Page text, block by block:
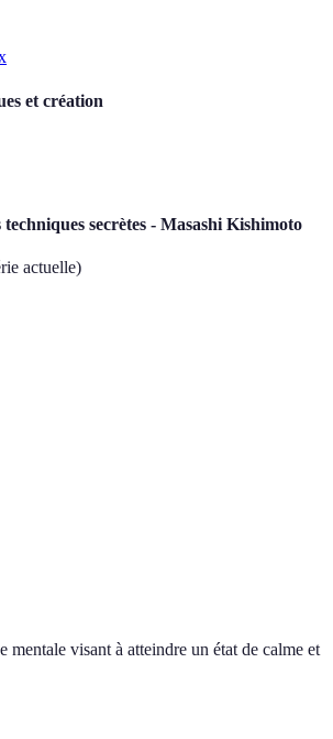
et création
secrètes - Masashi Kishimoto
actuelle)
mentale visant à atteindre un état de calme et